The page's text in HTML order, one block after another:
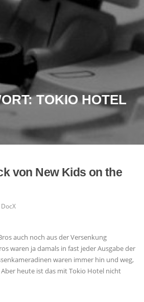
TOKIO HOTEL
von New Kids on the
DocX
auch noch aus der Versenkung
waren ja damals in fast jeder Ausgabe der
waren immer hin und weg,
heute ist das mit Tokio Hotel nicht